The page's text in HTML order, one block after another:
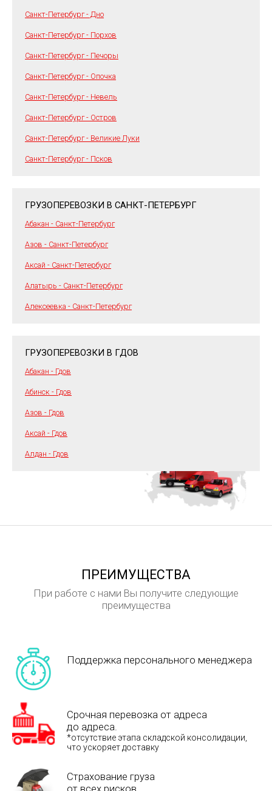
Санкт-Петербург - Дно
Санкт-Петербург - Порхов
Санкт-Петербург - Печоры
Санкт-Петербург - Опочка
Санкт-Петербург - Невель
Санкт-Петербург - Остров
Санкт-Петербург - Великие Луки
Санкт-Петербург - Псков
ГРУЗОПЕРЕВОЗКИ В САНКТ-ПЕТЕРБУРГ
Абакан - Санкт-Петербург
Азов - Санкт-Петербург
Аксай - Санкт-Петербург
Алатырь - Санкт-Петербург
Алексеевка - Санкт-Петербург
ГРУЗОПЕРЕВОЗКИ В ГДОВ
Абакан - Гдов
Абинск - Гдов
Азов - Гдов
Аксай - Гдов
Алдан - Гдов
ПРЕИМУЩЕСТВА
При работе с нами Вы получите следующие
преимущества
Поддержка персонального менеджера
Срочная перевозка от адреса
до адреса.
*отсутствие этапа складской консолидации,
что ускоряет доставку
Страхование груза